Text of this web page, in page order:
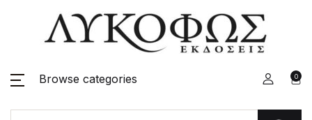
Browse categories 0